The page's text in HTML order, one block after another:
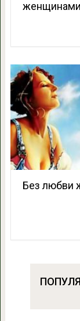
женщинами
Без любви